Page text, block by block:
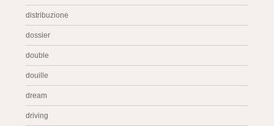
distribuzione
dossier
double
douille
dream
driving